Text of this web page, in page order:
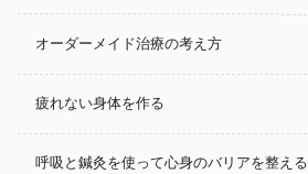
オーダーメイド治療の考え方
疲れない身体を作る
呼吸と鍼灸を使って心身のバリアを整える